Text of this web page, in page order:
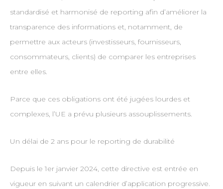
standardisé et harmonisé de reporting afin d’améliorer la
transparence des informations et, notamment, de
permettre aux acteurs (investisseurs, fournisseurs,
consommateurs, clients) de comparer les entreprises
entre elles.
Parce que ces obligations ont été jugées lourdes et
complexes, l’UE a prévu plusieurs assouplissements.
Un délai de 2 ans pour le reporting de durabilité
Depuis le 1er janvier 2024, cette directive est entrée en
vigueur en suivant un calendrier d’application progressive.